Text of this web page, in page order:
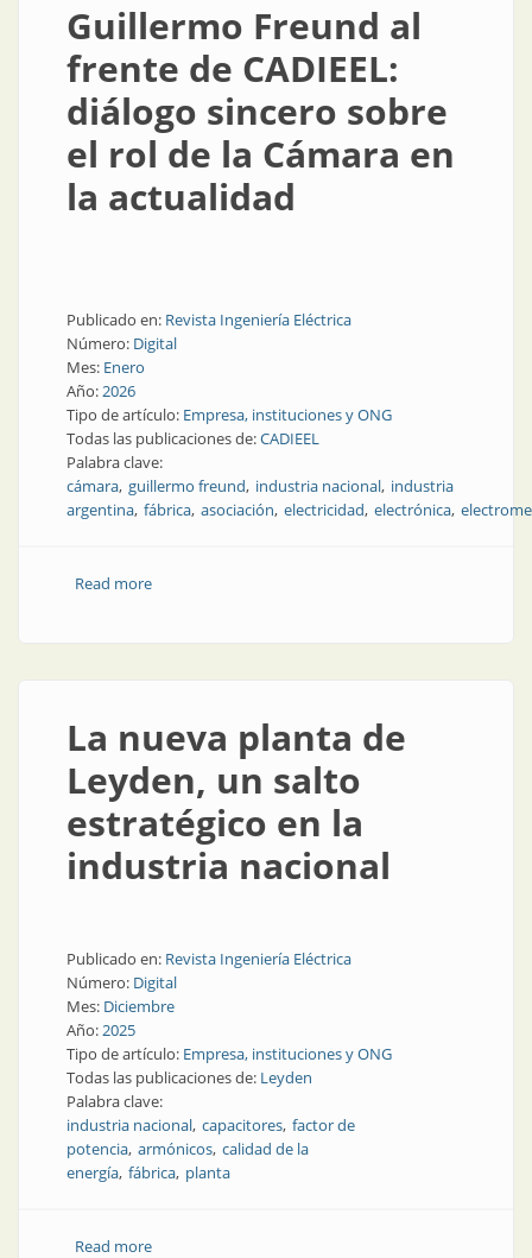
Guillermo Freund al
frente de CADIEEL:
diálogo sincero sobre
el rol de la Cámara en
la actualidad
Publicado en: Revista Ingeniería Eléctrica
Número: Digital
Mes: Enero
Año:2026
Tipo de artículo: Empresa, instituciones y ONG
Todas las publicaciones de:CADIEEL
Palabra clave:
cámara guillermo freund industria nacional industria
argentina fábrica asociación electricidad electrónica
Read moreabout Guillermo Freund al frente de CADIEEL: diálogo
La nueva planta de
Leyden, un salto
estratégico en la
industria nacional
Publicado en: Revista Ingeniería Eléctrica
Número: Digital
Mes: Diciembre
Año:2025
Tipo de artículo: Empresa, instituciones y ONG
Todas las publicaciones de: Leyden
Palabra clave:
industria nacional capacitores factor de
potencia armónicos calidad de la
energía fábrica planta
Read moreabout La nueva planta de Leyden, un salto